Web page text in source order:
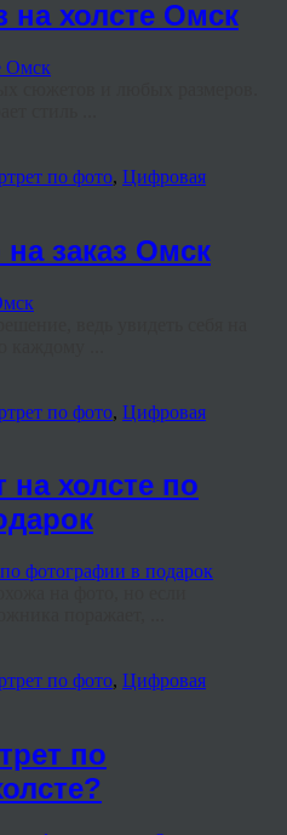
на холсте Омск
по фото, Цифровая
заказ Омск
по фото, Цифровая
на холсте по
по фото, Цифровая
по